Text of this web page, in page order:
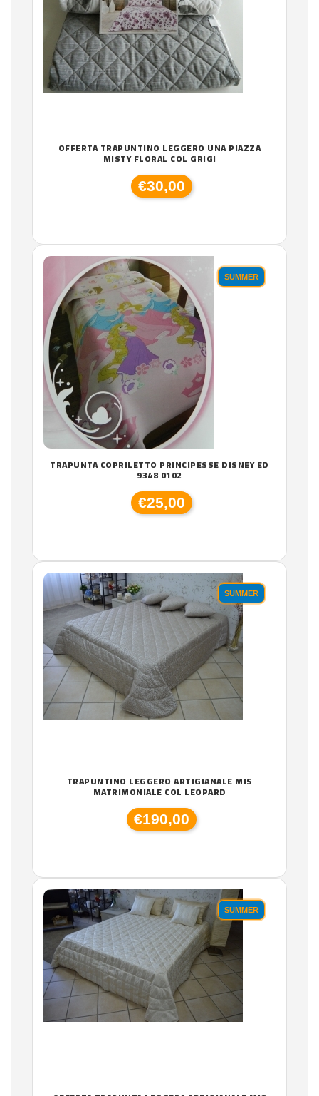
OFFERTA TRAPUNTINO LEGGERO UNA PIAZZA
MISTY FLORAL COL GRIGI
€30,00
SUMMER
TRAPUNTA COPRILETTO PRINCIPESSE DISNEY ED
9348 0102
€25,00
SUMMER
TRAPUNTINO LEGGERO ARTIGIANALE MIS
MATRIMONIALE COL LEOPARD
€190,00
SUMMER